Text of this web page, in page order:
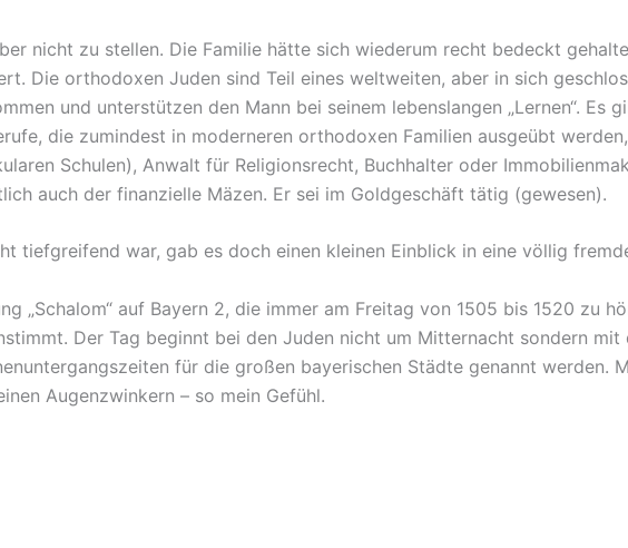
nicht zu stellen. Die Familie hätte sich wiederum recht bedeckt
Die orthodoxen Juden sind Teil eines weltweiten, aber in sich
und unterstützen den Mann bei seinem lebenslangen „Lernen“. Es
die zumindest in moderneren orthodoxen Familien ausgeübt
Schulen), Anwalt für Religionsrecht, Buchhalter oder
auch der finanzielle Mäzen. Er sei im Goldgeschäft tätig (gewesen).
tiefgreifend war, gab es doch einen kleinen Einblick in eine völlig
„Schalom“ auf Bayern 2, die immer am Freitag von 1505 bis 1520 zu
Der Tag beginnt bei den Juden nicht um Mitternacht sondern mit
für die großen bayerischen Städte genannt werden.
Augenzwinkern – so mein Gefühl.